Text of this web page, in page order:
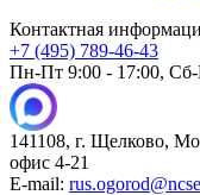
Контактная
+7 (495) 789-46-43
Пн-Пт 9:00 - 17:00,
141108, г. Щелково,
офис 4-21
E-mail: